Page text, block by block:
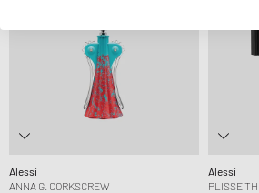
Alessi
ANNA G. CORKSCREW
Alessi
PLISSE